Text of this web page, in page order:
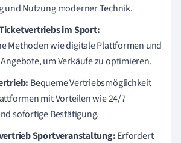
und Nutzung moderner Technik.
im Sport:
Methoden wie digitale Plattformen und
um Verkäufe zu optimieren.
Bequeme Vertriebsmöglichkeit
mit Vorteilen wie 24/7
sofortige Bestätigung.
Sportveranstaltung:Erfordert